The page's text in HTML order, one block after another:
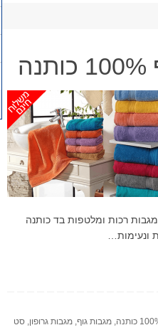
מגבות גוף 100% כותנה סט הכולל 8 מגבות רכות ומלטפות בד כותנה
מגבות גוף, מגבות גרופון סט